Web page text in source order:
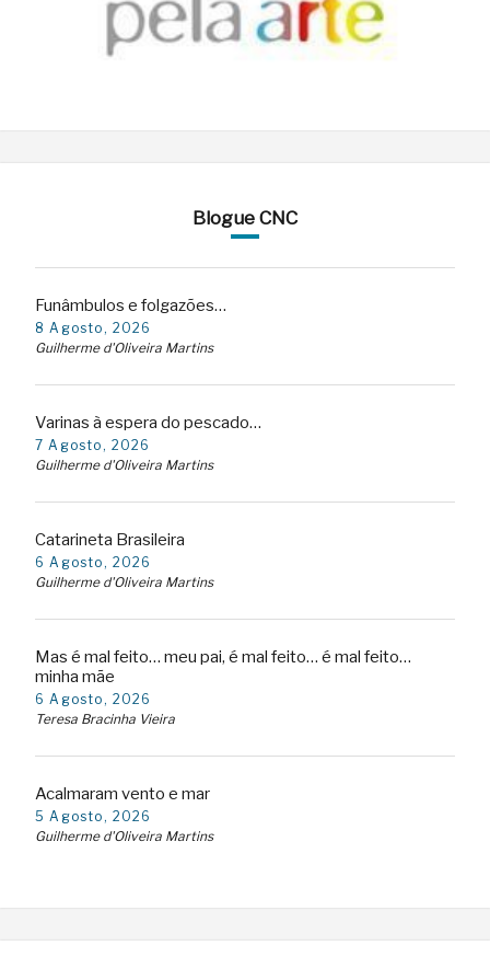
Blogue CNC
Funâmbulos e folgazões…
8 Agosto, 2026
Guilherme d'Oliveira Martins
Varinas à espera do pescado…
7 Agosto, 2026
Guilherme d'Oliveira Martins
Catarineta Brasileira
6 Agosto, 2026
Guilherme d'Oliveira Martins
Mas é mal feito… meu pai, é mal feito… é mal feito…
minha mãe
6 Agosto, 2026
Teresa Bracinha Vieira
Acalmaram vento e mar
5 Agosto, 2026
Guilherme d'Oliveira Martins